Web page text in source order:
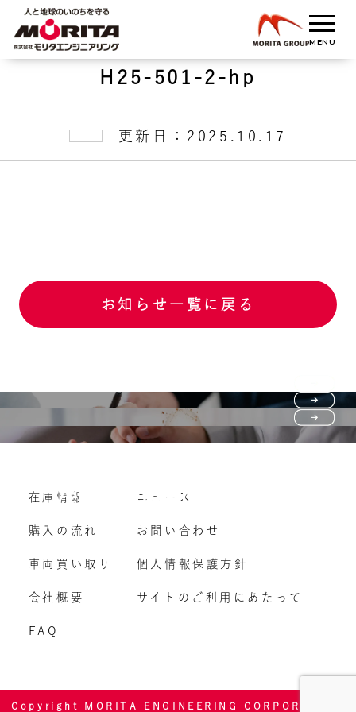
H25-501-2-hp
更新日：2025.10.17
お知らせ一覧に戻る
購入の流れ
よくいただくご質問
Vehicle purchase
車両買い取り
在庫情報
購入の流れ
車両買い取り
会社概要
FAQ
ニュース
お問い合わせ
個人情報保護方針
サイトのご利用にあたって
Copyright MORITA ENGINEERING CORPORATION